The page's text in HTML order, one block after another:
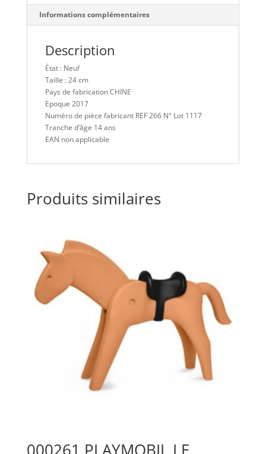
Informations complémentaires
Description
État : Neuf
Taille : 24 cm
Pays de fabrication CHINE
Epoque 2017
Numéro de pièce fabricant REF 266 N° Lot 1117
Tranche d’âge 14 ans
EAN non applicable
Produits similaires
000261 PLAYMOBIL LE